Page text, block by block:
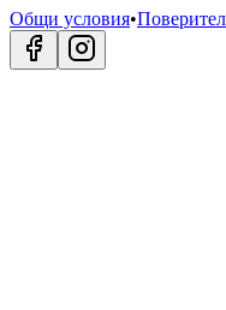
Общи условия•